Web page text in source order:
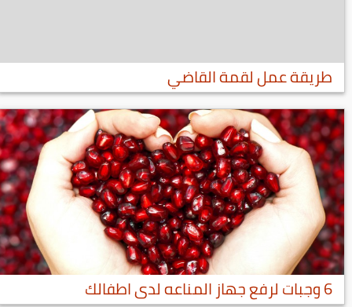
طريقة عمل لقمة القاضي
6 وجبات لرفع جهاز المناعه لدى اطفالك